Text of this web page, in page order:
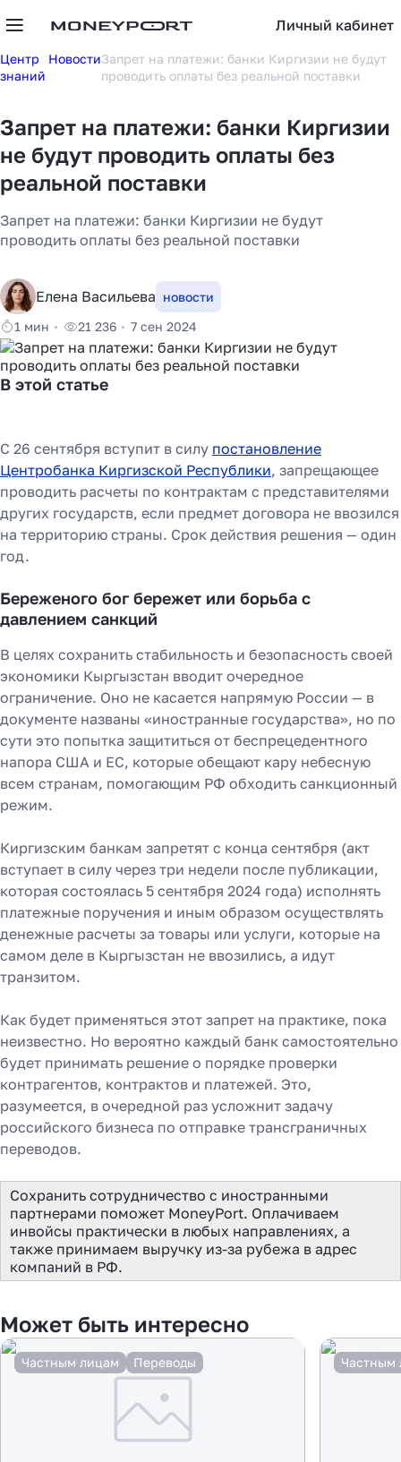
Личный кабинет
Центр
знаний
НовостиЗапрет на платежи: банки Киргизии не будут
проводить оплаты без реальной поставки
Запрет на платежи: банки Киргизии
не будут проводить оплаты без
реальной поставки
Запрет на платежи: банки Киргизии не будут
проводить оплаты без реальной поставки
Елена Васильева новости
1 мин
21 236 7 сен 2024
В этой статье
С 26 сентября вступит в силу постановление
Центробанка Киргизской Республики, запрещающее
проводить расчеты по контрактам с представителями
других государств, если предмет договора не ввозился
на территорию страны. Срок действия решения — один
год.
Береженого бог бережет или борьба с
давлением санкций
В целях сохранить стабильность и безопасность своей
экономики Кыргызстан вводит очередное
ограничение. Оно не касается напрямую России — в
документе названы «иностранные государства», но по
сути это попытка защититься от беспрецедентного
напора США и ЕС, которые обещают кару небесную
всем странам, помогающим РФ обходить санкционный
режим.
Киргизским банкам запретят с конца сентября (акт
вступает в силу через три недели после публикации,
которая состоялась 5 сентября 2024 года) исполнять
платежные поручения и иным образом осуществлять
денежные расчеты за товары или услуги, которые на
самом деле в Кыргызстан не ввозились, а идут
транзитом.
Как будет применяться этот запрет на практике, пока
неизвестно. Но вероятно каждый банк самостоятельно
будет принимать решение о порядке проверки
контрагентов, контрактов и платежей. Это,
разумеется, в очередной раз усложнит задачу
российского бизнеса по отправке трансграничных
переводов.
Сохранить сотрудничество с иностранными
партнерами поможет MoneyPort. Оплачиваем
инвойсы практически в любых направлениях, а
также принимаем выручку из-за рубежа в адрес
компаний в РФ.
Может быть интересно
Частным лицам Переводы Частным